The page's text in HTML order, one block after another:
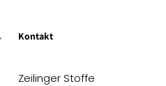
Kontakt
Zeilinger Stoffe